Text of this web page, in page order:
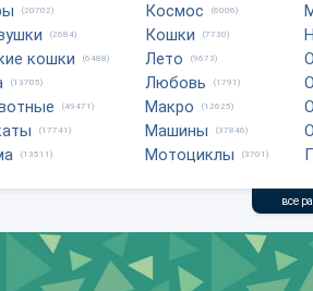
(20702)
(2684)
кошки (6488)
(13705)
(49471)
(17741)
(13511)
Космос (6006)
Кошки (7730)
Лето (9673)
Любовь (1791)
Макро (12625)
Машины (37846)
Мотоциклы (3701)
все